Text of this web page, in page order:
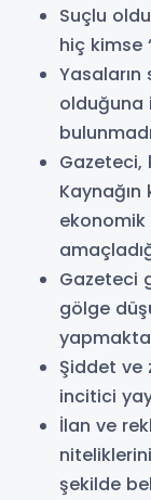
Suçlu
hiç kimse
Yasaların
olduğuna
Gazeteci,
ekonomik
Gazeteci
gölge
Şiddet ve
incitici
İlan ve
şekilde